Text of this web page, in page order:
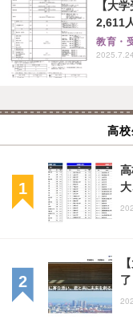
【大
2,611
教育・
高
了